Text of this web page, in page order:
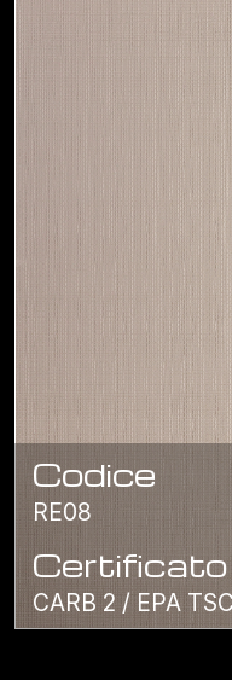
Codice
RE08
Certificato
CARB 2 / EPA